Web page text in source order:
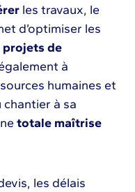
les travaux, le
d’optimiser les
projets de
à
humaines et
chantier à sa
totale maîtrise
les délais